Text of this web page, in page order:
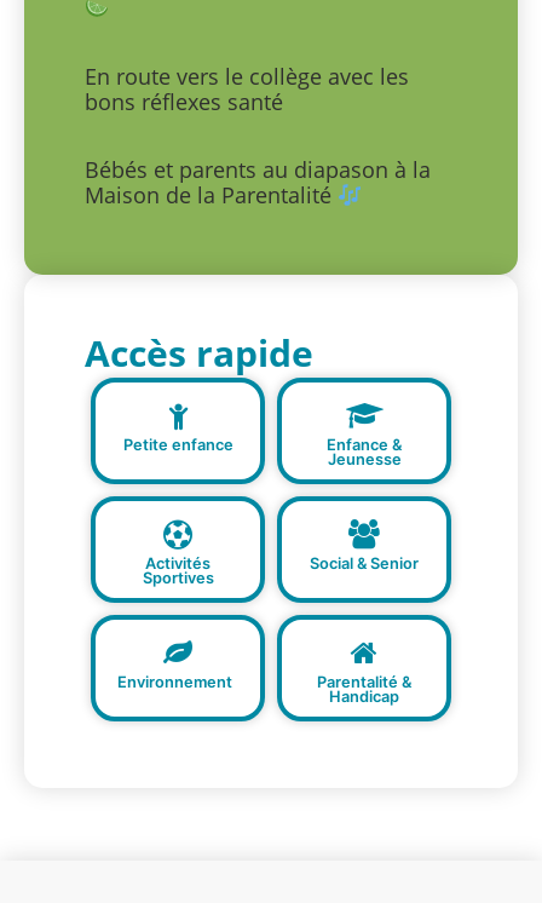
En route vers le collège avec les
bons réflexes santé
Bébés et parents au diapason à la
Maison de la Parentalité
Accès rapide
Petite enfance
Enfance &
Jeunesse
Activités
Sportives
Social & Senior
Environnement
Parentalité &
Handicap